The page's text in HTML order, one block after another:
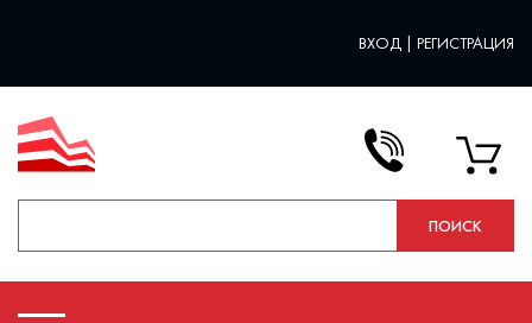
ВХОД | РЕГИСТРАЦИЯ